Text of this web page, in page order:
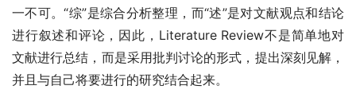
一不可。“综”是综合分析整理，而“述”是对文献观点和结论
进行叙述和评论，因此，Literature Review不是简单地对
文献进行总结，而是采用批判讨论的形式，提出深刻见解，
并且与自己将要进行的研究结合起来。